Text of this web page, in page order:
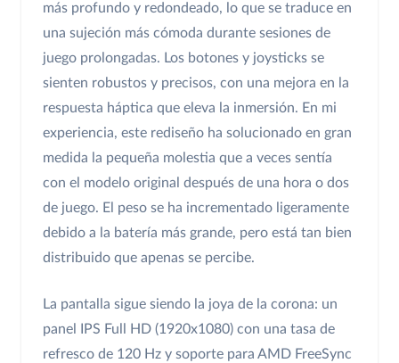
más profundo y redondeado, lo que se traduce en
una sujeción más cómoda durante sesiones de
juego prolongadas. Los botones y joysticks se
sienten robustos y precisos, con una mejora en la
respuesta háptica que eleva la inmersión. En mi
experiencia, este rediseño ha solucionado en gran
medida la pequeña molestia que a veces sentía
con el modelo original después de una hora o dos
de juego. El peso se ha incrementado ligeramente
debido a la batería más grande, pero está tan bien
distribuido que apenas se percibe.
La pantalla sigue siendo la joya de la corona: un
panel IPS Full HD (1920x1080) con una tasa de
refresco de 120 Hz y soporte para AMD FreeSync